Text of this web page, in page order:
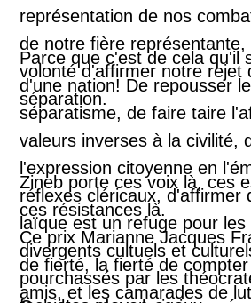
représentation de nos
de notre fière
volonté d'affirmer notre rejet
séparation.
Parce que c'est de cela qu'il
d'une nation! De repousser
séparatisme, de faire taire
valeurs inverses à la civilité,
l'expression citoyenne en
réflexes cléricaux, d'affirmer
laïque est un refuge pour
divergents cultuels et
pourchassés par les
Zineb porte ces voix là, ces
ces résistances là.
Ce prix Marianne Jacques
de fierté, la fierté de
amis, et les camarades de